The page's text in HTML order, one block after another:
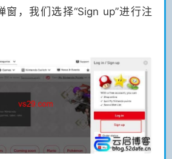
，我们选择“Sign up”进行注